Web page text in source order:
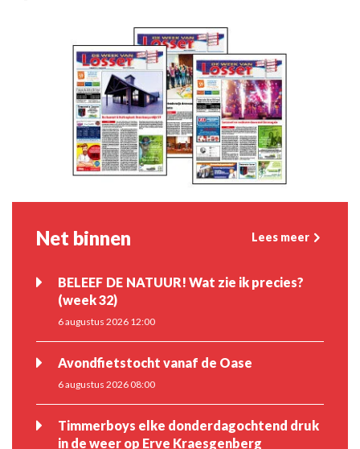
Net binnen Lees meer
BELEEF DE NATUUR! Wat zie ik precies?
(week 32)
6 augustus 2026 12:00
Avondfietstocht vanaf de Oase
6 augustus 2026 08:00
Timmerboys elke donderdagochtend druk
in de weer op Erve Kraesgenberg